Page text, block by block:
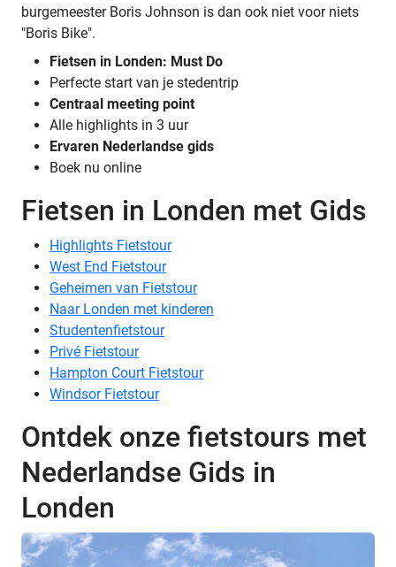
burgemeester Boris Johnson is dan ook niet voor niets
"Boris Bike".
Fietsen in Londen: Must Do
Perfecte start van je stedentrip
Centraal meeting point
Alle highlights in 3 uur
Ervaren Nederlandse gids
Boek nu online
Fietsen in Londen met Gids
Highlights Fietstour
West End Fietstour
Geheimen van Fietstour
Naar Londen met kinderen
Studentenfietstour
Privé Fietstour
Hampton Court Fietstour
Windsor Fietstour
Ontdek onze fietstours met
Nederlandse Gids in
Londen